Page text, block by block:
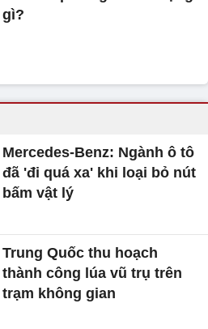
gì?
Mercedes-Benz: Ngành ô tô
đã 'đi quá xa' khi loại bỏ nút
bấm vật lý
Trung Quốc thu hoạch
thành công lúa vũ trụ trên
trạm không gian